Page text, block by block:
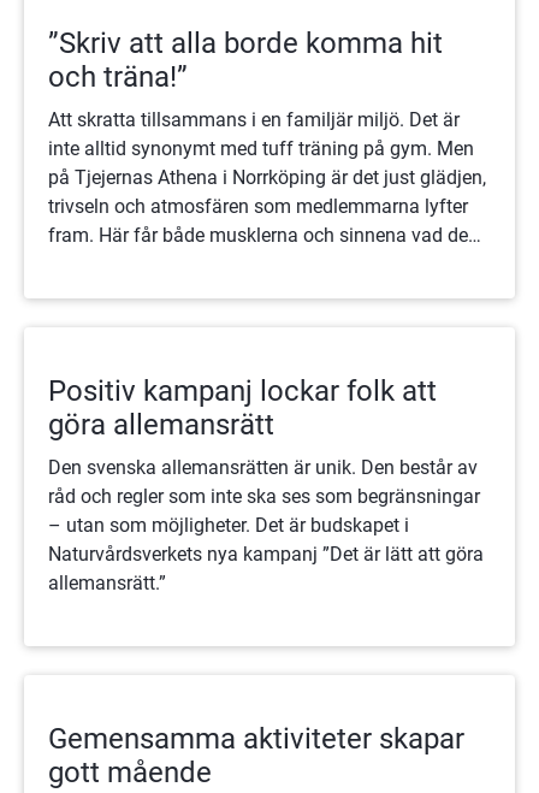
”Skriv att alla borde komma hit
och träna!”
Att skratta tillsammans i en familjär miljö. Det är
inte alltid synonymt med tuff träning på gym. Men
på Tjejernas Athena i Norrköping är det just glädjen,
trivseln och atmosfären som medlemmarna lyfter
fram. Här får både musklerna och sinnena vad de
Positiv kampanj lockar folk att
göra allemansrätt
Den svenska allemansrätten är unik. Den består av
råd och regler som inte ska ses som begränsningar
– utan som möjligheter. Det är budskapet i
Naturvårdsverkets nya kampanj ”Det är lätt att göra
allemansrätt.”
Gemensamma aktiviteter skapar
gott mående